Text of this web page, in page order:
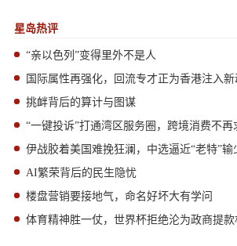
星岛热评
“亲以色列”变得里外不是人
国际属性再强化，回流专才正为香港注入新
挑衅背后的算计与图谋
“一键投诉”打通湾区服务圈，跨境消费不再
伊战胶着美国难挽狂澜，中选逼近“老特”输
AI繁荣背后的民生隐忧
楼盘营销要接地气，命名好坏大有学问
体育精神胜一仗，世界杯拒绝沦为政商提款